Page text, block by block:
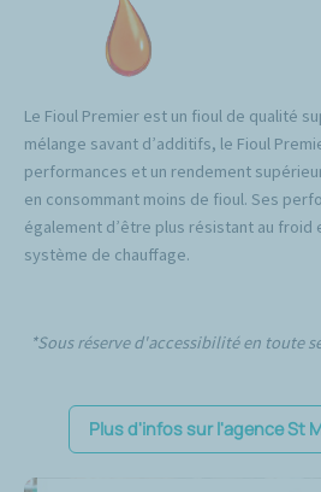
Le Fioul Premier est un fioul de qualité
mélange savant d’additifs, le Fioul
performances et un rendement
en consommant moins de fioul. Ses
également d’être plus résistant au
système de chauffage.
*Sous réserve d'accessibilité en toute
Plus d'infos sur l'agence St